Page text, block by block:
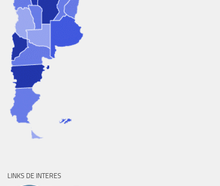
LINKS DE INTERES